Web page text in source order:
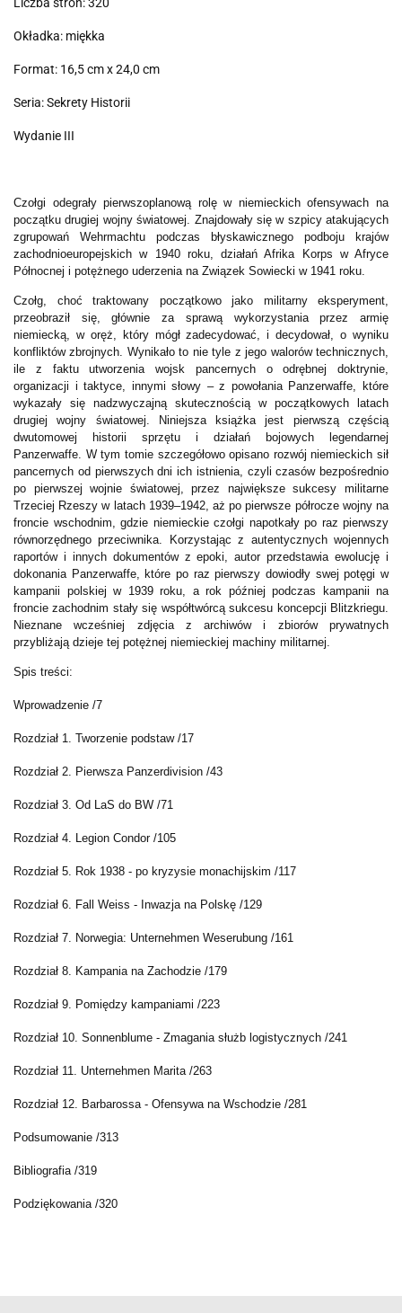
Liczba stron: 320
Okładka: miękka
Format: 16,5 cm x 24,0 cm
Seria: Sekrety Historii
Wydanie III
Czołgi odegrały pierwszoplanową rolę w niemieckich ofensywach na
początku drugiej wojny światowej. Znajdowały się w szpicy atakujących
zgrupowań Wehrmachtu podczas błyskawicznego podboju krajów
zachodnioeuropejskich w 1940 roku, działań Afrika Korps w Afryce
Północnej i potężnego uderzenia na Związek Sowiecki w 1941 roku.
Czołg, choć traktowany początkowo jako militarny eksperyment,
przeobraził się, głównie za sprawą wykorzystania przez armię
niemiecką, w oręż, który mógł zadecydować, i decydował, o wyniku
konfliktów zbrojnych. Wynikało to nie tyle z jego walorów technicznych,
ile z faktu utworzenia wojsk pancernych o odrębnej doktrynie,
organizacji i taktyce, innymi słowy – z powołania Panzerwaffe, które
wykazały się nadzwyczajną skutecznością w początkowych latach
drugiej wojny światowej. Niniejsza książka jest pierwszą częścią
dwutomowej historii sprzętu i działań bojowych legendarnej
Panzerwaffe. W tym tomie szczegółowo opisano rozwój niemieckich sił
pancernych od pierwszych dni ich istnienia, czyli czasów bezpośrednio
po pierwszej wojnie światowej, przez największe sukcesy militarne
Trzeciej Rzeszy w latach 1939–1942, aż po pierwsze półrocze wojny na
froncie wschodnim, gdzie niemieckie czołgi napotkały po raz pierwszy
równorzędnego przeciwnika. Korzystając z autentycznych wojennych
raportów i innych dokumentów z epoki, autor przedstawia ewolucję i
dokonania Panzerwaffe, które po raz pierwszy dowiodły swej potęgi w
kampanii polskiej w 1939 roku, a rok później podczas kampanii na
froncie zachodnim stały się współtwórcą sukcesu koncepcji Blitzkriegu.
Nieznane wcześniej zdjęcia z archiwów i zbiorów prywatnych
przybliżają dzieje tej potężnej niemieckiej machiny militarnej.
Spis treści:
Wprowadzenie /7
Rozdział 1. Tworzenie podstaw /17
Rozdział 2. Pierwsza Panzerdivision /43
Rozdział 3. Od LaS do BW /71
Rozdział 4. Legion Condor /105
Rozdział 5. Rok 1938 - po kryzysie monachijskim /117
Rozdział 6. Fall Weiss - Inwazja na Polskę /129
Rozdział 7. Norwegia: Unternehmen Weserubung /161
Rozdział 8. Kampania na Zachodzie /179
Rozdział 9. Pomiędzy kampaniami /223
Rozdział 10. Sonnenblume - Zmagania służb logistycznych /241
Rozdział 11. Unternehmen Marita /263
Rozdział 12. Barbarossa - Ofensywa na Wschodzie /281
Podsumowanie /313
Bibliografia /319
Podziękowania /320